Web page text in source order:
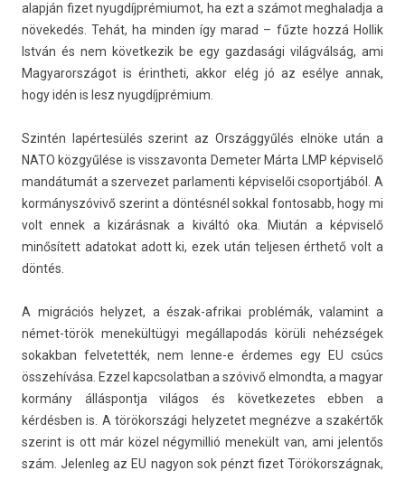
alapján fizet nyug­díjprémiumot, ha ezt a számot meg­halad­ja a
növekedés. Tehát, ha mind­en így marad – fűzte hozzá Hol­lik
István és nem követ­kezik be egy gaz­dasági világválság, ami
Magyarországot is érintheti, akkor elég jó az esélye annak,
hogy idén is lesz nyugdíjprémium.
Szintén lapértesülés szerint az Országgyűlés elnöke után a
NATO közgyűlése is visszavon­ta De­met­er Márta LMP kép­viselő
mandátumát a szer­vezet par­lamen­ti kép­viselői csoportjából. A
kormányszóvivő szerint a döntésnél sokk­al fon­tosabb, hogy mi
volt ennek a kizárásnak a kiváltó oka. Miután a kép­viselő
minősített adatokat adott ki, ezek után tel­jes­en érthető volt a
döntés.
A migrációs helyzet, a észak-afrikai problémák, valamint a
német-török menekültügyi megál­lapodás körüli nehézségek
sokak­ban fel­vetet­ték, nem lenne-e érdemes egy EU csúcs
összehívása. Ezzel kapcsolat­ban a szóvivő el­mondta, a magyar
kormány állás­pontja világos és követ­kezetes ebben a
kérdésben is. A törökországi helyzetet megnézve a szakértők
szerint is ott már közel négymil­lió menekült van, ami jelen­tős
szám. Jelen­leg az EU nagyon sok pénzt fizet Törökországnak,